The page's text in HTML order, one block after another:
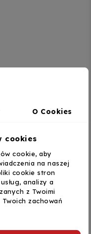
O Cookies
cookies
cookie, aby
na naszej
cookie stron
analizy a
z Twoimi
zachowań